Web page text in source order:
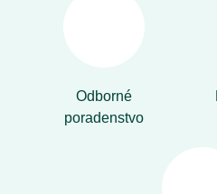
Odborné
poradenstvo